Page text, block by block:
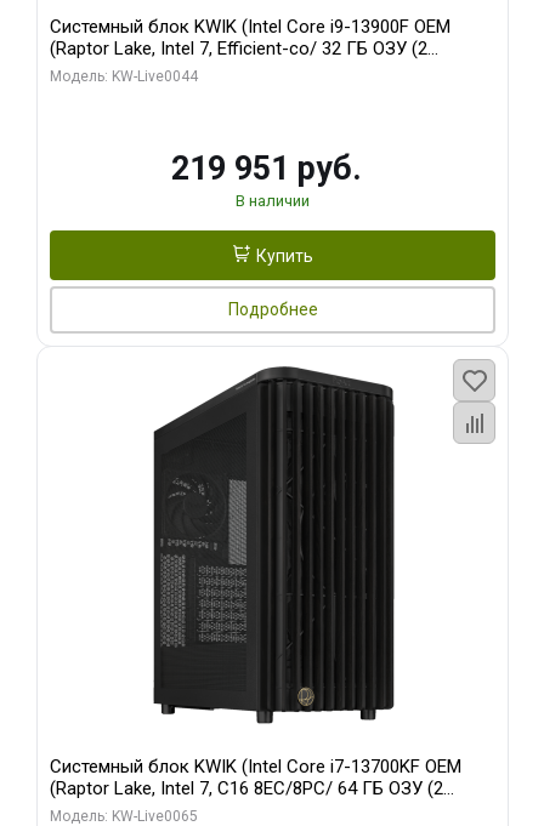
Системный блок KWIK (Intel Core i9-13900F OEM
(Raptor Lake, Intel 7, Efficient-co/ 32 ГБ ОЗУ (2
модуля)/ Gigabyte RTX5070Ti AERO OC 16GB GDDR7
Модель: KW-Live0044
219 951 руб.
В наличии
Купить
Подробнее
Системный блок KWIK (Intel Core i7-13700KF OEM
(Raptor Lake, Intel 7, C16 8EC/8PC/ 64 ГБ ОЗУ (2
модуля)/ ASUS RTX5080 PROART OC 16GB GDDR7
Модель: KW-Live0065